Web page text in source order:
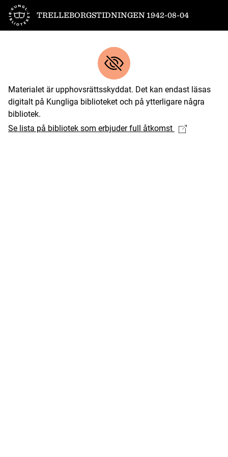
Till startsidan
TRELLEBORGSTIDNINGEN 1942-08-04
Materialet är upphovsrättsskyddat. Det kan endast läsas
digitalt på Kungliga biblioteket och på ytterligare några
bibliotek.
Se lista på bibliotek som erbjuder full åtkomst